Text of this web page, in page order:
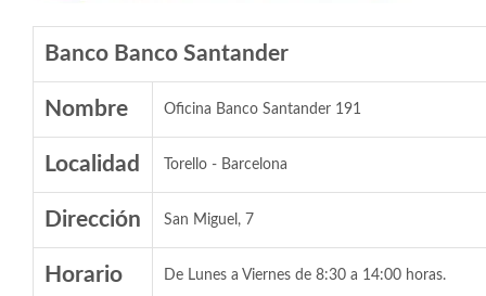
Banco Banco Santander
Nombre Oficina Banco Santander 191
Localidad Torello - Barcelona
Dirección San Miguel, 7
Horario De Lunes a Viernes de 8:30 a 14:00 horas.